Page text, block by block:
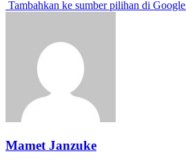
Tambahkan ke sumber pilihan di Google
Mamet Janzuke